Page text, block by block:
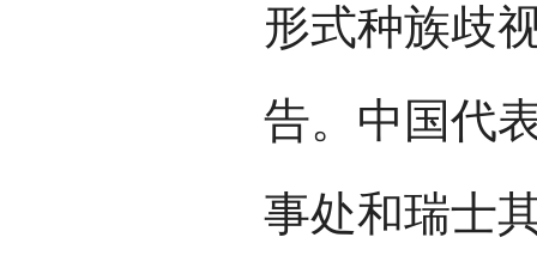
形式种族歧
告。中国代
事处和瑞士